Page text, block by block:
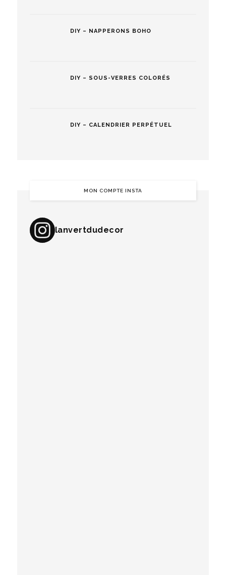
DIY – NAPPERONS BOHO
DIY – SOUS-VERRES COLORÉS
DIY – CALENDRIER PERPÉTUEL
MON COMPTE INSTA
lanvertdudecor